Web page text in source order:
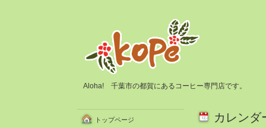
Aloha! 千葉市の都賀にあるコーヒー専門店です。
カレンダ
トップページ